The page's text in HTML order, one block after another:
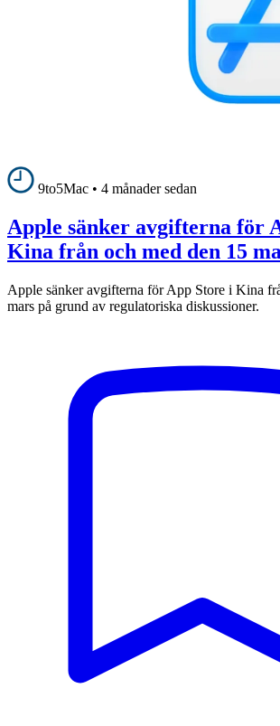
9to5Mac • 4 månader sedan
Apple sänker avgifterna för
Kina från och med den 15
Apple sänker avgifterna för App Store i Kina
mars på grund av regulatoriska diskussioner.